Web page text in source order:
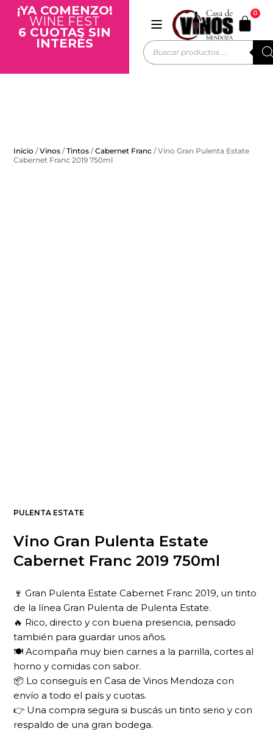
¡YA COMENZO!
WINE FEST
6 CUOTAS SIN
INTERÉS
0
Inicio /Vinos /Tintos /Cabernet Franc / Vino Gran Pulenta Estate
Cabernet Franc 2019 750ml
PULENTA ESTATE
Vino Gran Pulenta Estate
Cabernet Franc 2019 750ml
🍷 Gran Pulenta Estate Cabernet Franc 2019, un tinto
de la línea Gran Pulenta de Pulenta Estate.
🔥 Rico, directo y con buena presencia, pensado
también para guardar unos años.
🍽 Acompaña muy bien carnes a la parrilla, cortes al
horno y comidas con sabor.
📦 Lo conseguís en Casa de Vinos Mendoza con
envío a todo el país y cuotas.
👉 Una compra segura si buscás un tinto serio y con
respaldo de una gran bodega.